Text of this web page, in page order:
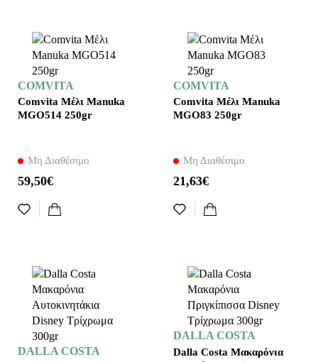
COMVITA
Comvita Μέλι Manuka
MGΟ514 250gr
Μη Διαθέσιμο
59,50€
COMVITA
Comvita Μέλι Manuka
MGΟ83 250gr
Μη Διαθέσιμο
21,63€
DALLA COSTA
DALLA COSTA
Dalla Costa Μακαρόνια